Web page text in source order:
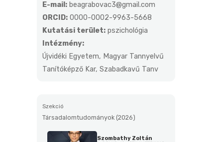
E-mail: beagrabovac3@gmail.com
ORCID: 0000-0002-9963-5668
Kutatási terület: pszichológia
Intézmény:
Újvidéki Egyetem, Magyar Tannyelvű
Tanítóképző Kar, Szabadkavű Tanv
Szekció
Társadalomtudományok (2026)
Szombathy Zoltán